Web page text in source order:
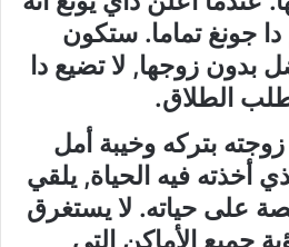
جونغ تماما. ستكون
بدون زوجها, لا تضيع دا
الطلاق.
بتركه وخيبة أمل
أخذته فيه الحياة, يلقي
على حياته. لا يستغرق
جميع الأماكن التي